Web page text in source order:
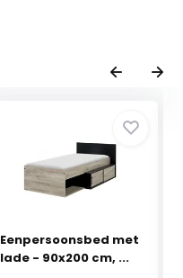
Eenpersoonsbed met
lade - 90x200 cm, ...